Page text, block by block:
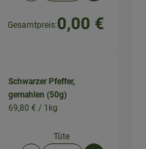
Gesamtpreis:0,00 €
Schwarzer Pfeffer,
gemahlen (50g)
69,80 € / 1kg
Tüte